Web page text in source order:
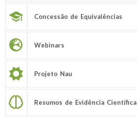
Concessão de Equivalências
Webinars
Projeto Nau
Resumos de Evidência Científica